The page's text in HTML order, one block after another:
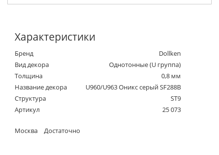
Характеристики
Бренд
Dollken
Вид декора
Однотонные (U группа)
Толщина
0,8 мм
Название декора
U960/U963 Оникс серый SF288B
Структура
ST9
Артикул
25 073
Москва Достаточно